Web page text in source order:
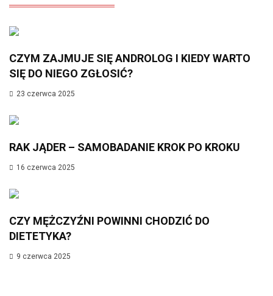
CZYM ZAJMUJE SIĘ ANDROLOG I KIEDY WARTO
SIĘ DO NIEGO ZGŁOSIĆ?
23 czerwca 2025
RAK JĄDER – SAMOBADANIE KROK PO KROKU
16 czerwca 2025
CZY MĘŻCZYŹNI POWINNI CHODZIĆ DO
DIETETYKA?
9 czerwca 2025